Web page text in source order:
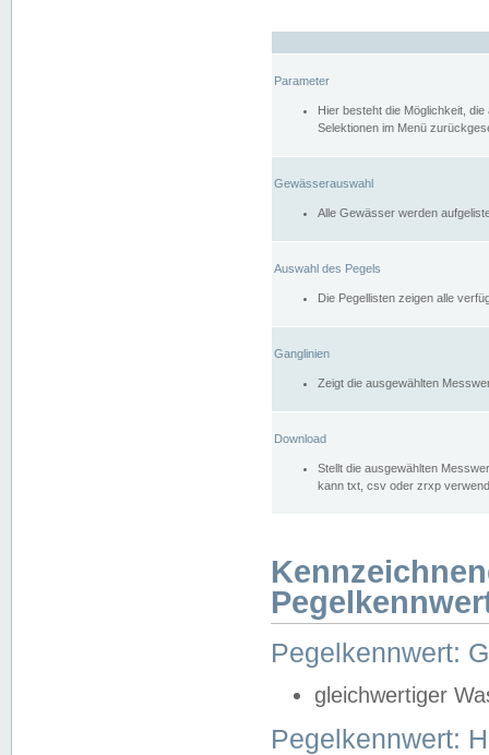
Parameter
Hier besteht die Möglichkeit,
Selektionen im Menü
Gewässerauswahl
Alle Gewässer werden
Auswahl des Pegels
Die Pegellisten zeigen alle
Ganglinien
Zeigt die ausgewählten
Download
Stellt die ausgewählten
kann txt, csv oder zrxp
Pegelkennwert:
gleichwertiger
Pegelkennwert: